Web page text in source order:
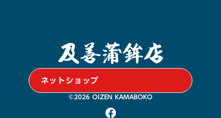
ネットショップ
©︎2026 OIZEN KAMABOKO